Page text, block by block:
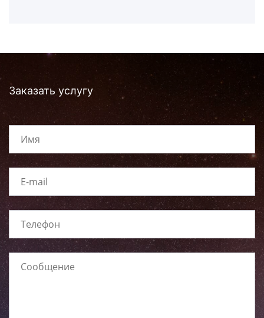
Заказать услугу